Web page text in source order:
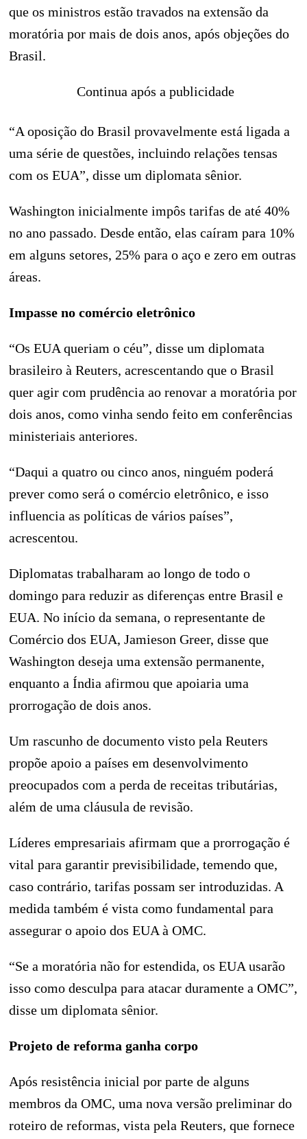
que os ministros estão travados na extensão da
moratória por mais de dois anos, após objeções do
Brasil.
Continua após a publicidade
“A oposição do Brasil provavelmente está ligada a
uma série de questões, incluindo relações tensas
com os EUA”, disse um diplomata sênior.
Washington inicialmente impôs tarifas de até 40%
no ano passado. Desde então, elas caíram para 10%
em alguns setores, 25% para o aço e zero em outras
áreas.
Impasse no comércio eletrônico
“Os EUA queriam o céu”, disse um diplomata
brasileiro à Reuters, acrescentando que o Brasil
quer agir com prudência ao renovar a moratória por
dois anos, como vinha sendo feito em conferências
ministeriais anteriores.
“Daqui a quatro ou cinco anos, ninguém poderá
prever como será o comércio eletrônico, e isso
influencia as políticas de vários países”,
acrescentou.
Diplomatas trabalharam ao longo de todo o
domingo para reduzir as diferenças entre Brasil e
EUA. No início da semana, o representante de
Comércio dos EUA, Jamieson Greer, disse que
Washington deseja uma extensão permanente,
enquanto a Índia afirmou que apoiaria uma
prorrogação de dois anos.
Um rascunho de documento visto pela Reuters
propõe apoio a países em desenvolvimento
preocupados com a perda de receitas tributárias,
além de uma cláusula de revisão.
Líderes empresariais afirmam que a prorrogação é
vital para garantir previsibilidade, temendo que,
caso contrário, tarifas possam ser introduzidas. A
medida também é vista como fundamental para
assegurar o apoio dos EUA à OMC.
“Se a moratória não for estendida, os EUA usarão
isso como desculpa para atacar duramente a OMC”,
disse um diplomata sênior.
Projeto de reforma ganha corpo
Após resistência inicial por parte de alguns
membros da OMC, uma nova versão preliminar do
roteiro de reformas, vista pela Reuters, que fornece